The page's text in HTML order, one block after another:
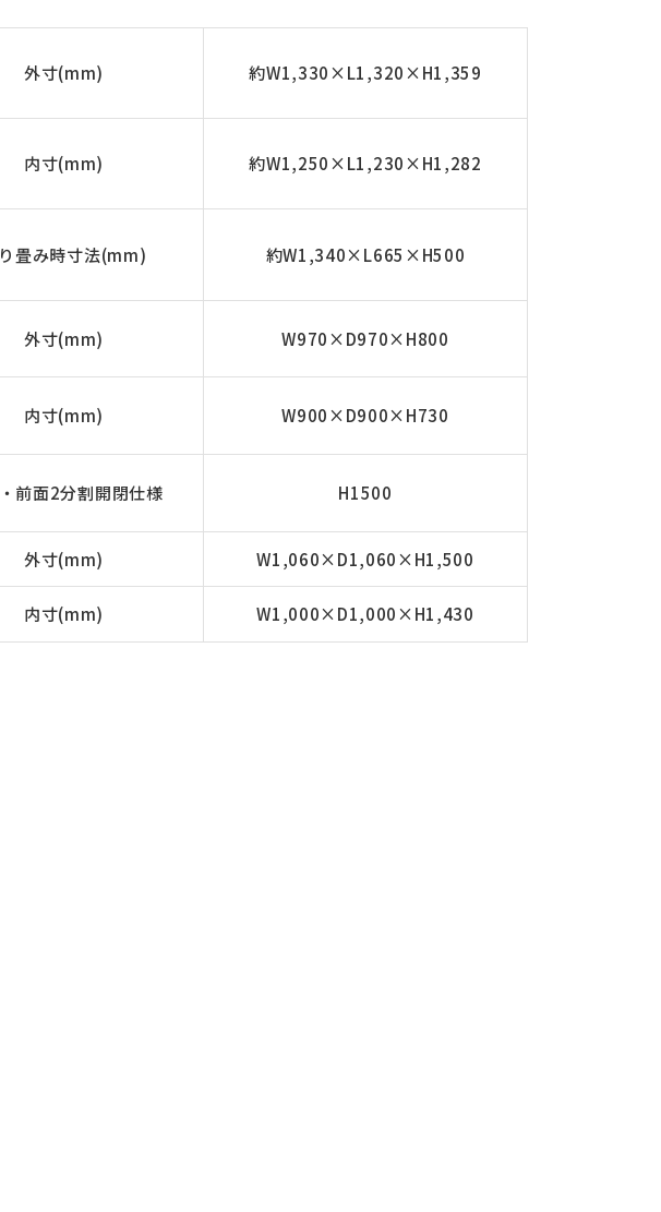
外寸(mm) 約W1,330×L1,320×H1,359
内寸(mm) 約W1,250×L1,230×H1,282
畳み時寸法(mm) 約W1,340×L665×H500
外寸(mm) W970×D970×H800
内寸(mm) W900×D900×H730
前面2分割開閉仕様 H1500
外寸(mm) W1,060×D1,060×H1,500
内寸(mm) W1,000×D1,000×H1,430